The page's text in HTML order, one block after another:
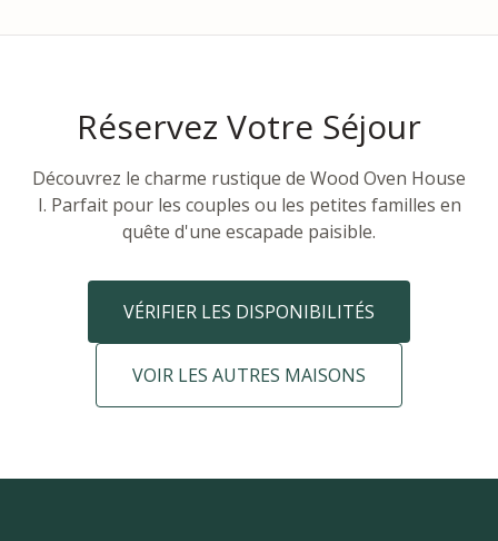
Réservez Votre Séjour
Découvrez le charme rustique de Wood Oven House
I. Parfait pour les couples ou les petites familles en
quête d'une escapade paisible.
VÉRIFIER LES DISPONIBILITÉS
VOIR LES AUTRES MAISONS